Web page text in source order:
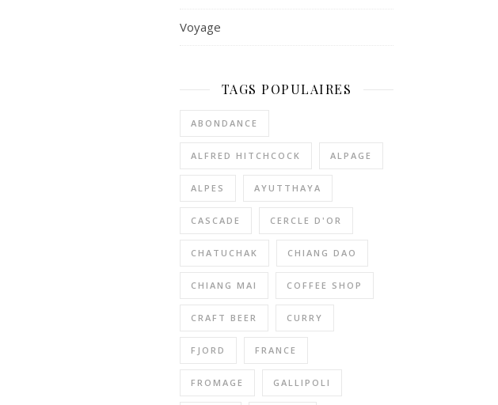
Voyage
TAGS POPULAIRES
ABONDANCE
ALFRED HITCHCOCK ALPAGE
ALPES AYUTTHAYA
CASCADE CERCLE D'OR
CHATUCHAK CHIANG DAO
CHIANG MAI COFFEE SHOP
CRAFT BEER CURRY
FJORD FRANCE
FROMAGE GALLIPOLI